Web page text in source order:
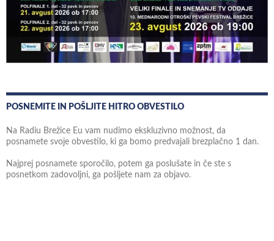
POSNEMITE IN POŠLJITE HITRO OBVESTILO
Na Radiu Brežice Eu vam nudimo ekskluzivno možnost, da
posnamete svoje obvestilo, ki ga bomo predvajali brezplačno 1 dan.
Najprej posnamete sporočilo, potem ga poslušate in če ste s
posnetkom zadovoljni, ga pošljete nam za objavo.